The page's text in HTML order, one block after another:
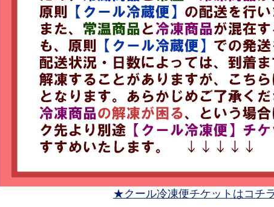
★クール冷凍便チケットはコチ